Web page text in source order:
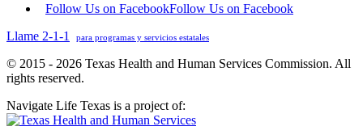
Follow Us on FacebookFollow Us on Facebook
Llame 2-1-1
para programas y servicios estatales
© 2015 - 2026 Texas Health and Human Services Commission. All
rights reserved.
Navigate Life Texas is a project of: